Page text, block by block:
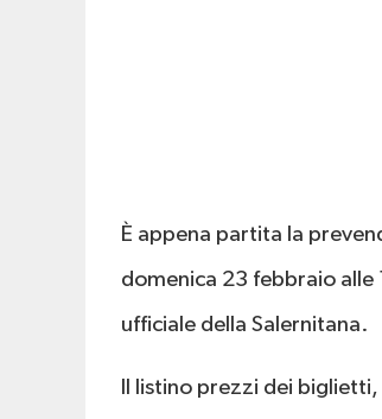
È appena partita la
domenica 23 febbraio
ufficiale della Salernitana.
Il listino prezzi dei